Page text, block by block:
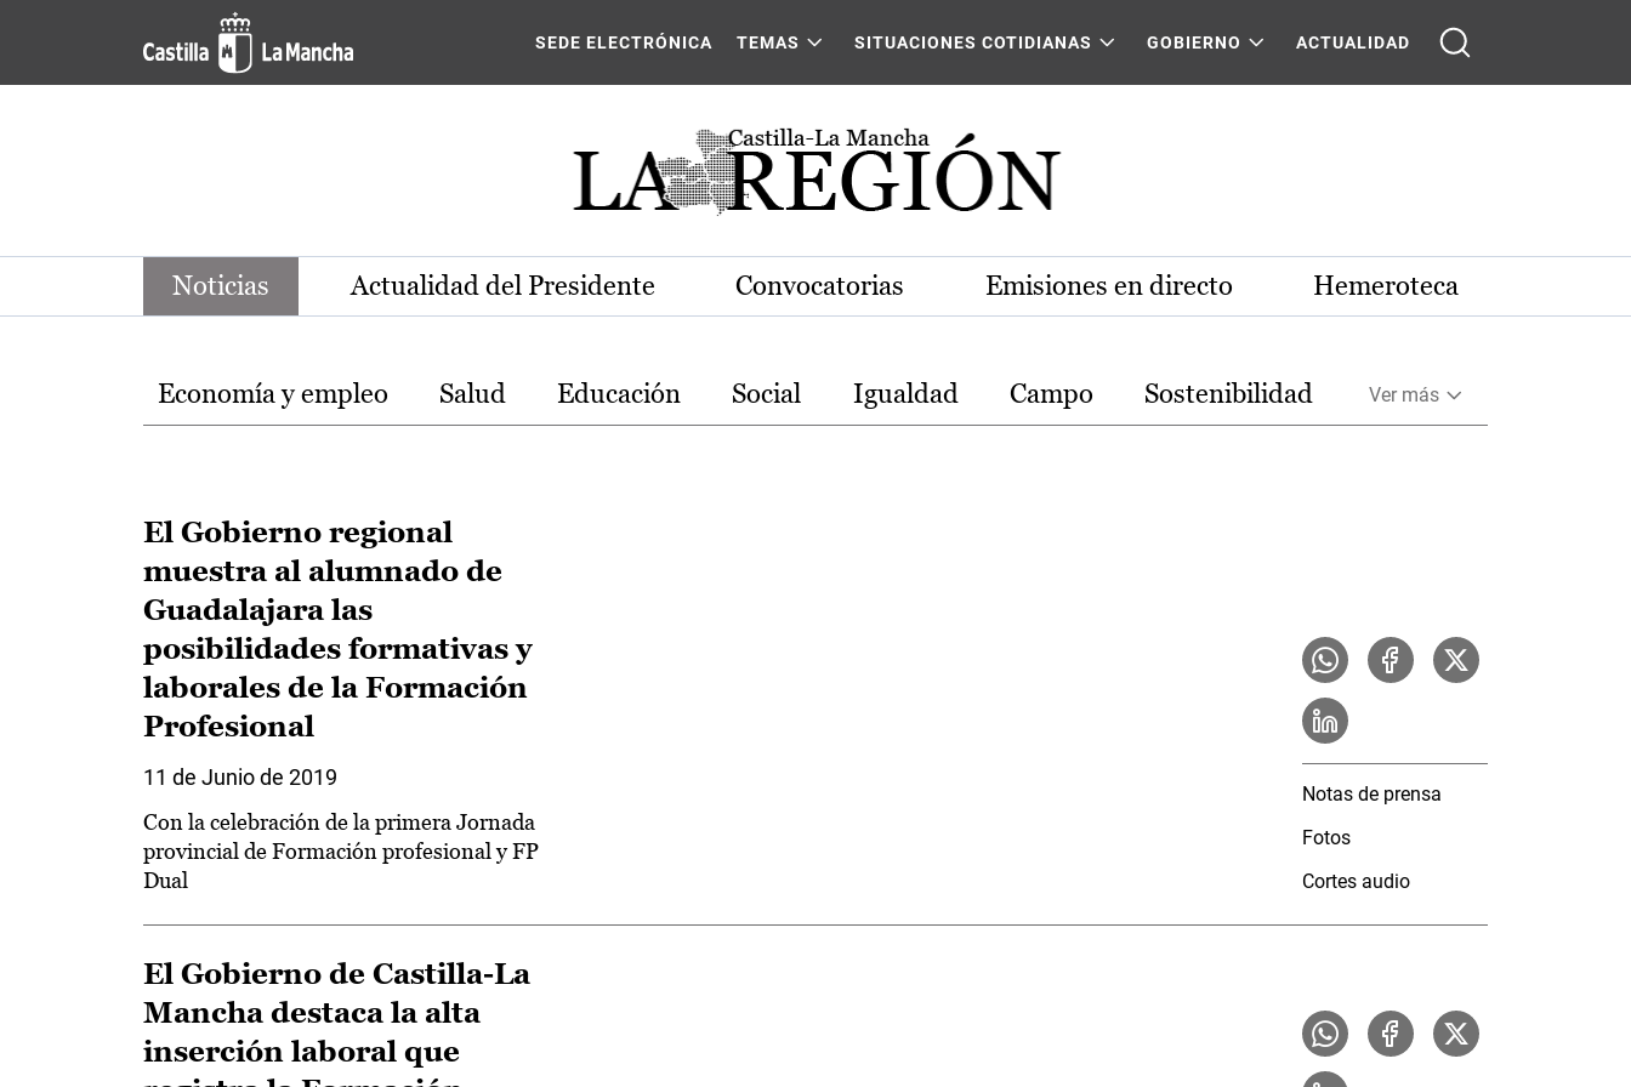
Pasar al contenido principal
Noticias de la región de Castilla-La Mancha
SEDE ELECTRÓNICA TEMAS SITUACIONES COTIDIANAS GOBIERNO ACTUALIDAD
Noticias Actualidad del Presidente Convocatorias Emisiones en directo Hemeroteca
Temas
Economía y empleo Salud Educación Social Igualdad Campo Sostenibilidad Ver más
El Gobierno regional
muestra al alumnado de
Guadalajara las
posibilidades formativas y
laborales de la Formación
Profesional
11 de Junio de 2019
Con la celebración de la primera Jornada
provincial de Formación profesional y FP
Dual
Notas de prensa
Fotos
Cortes audio
El Gobierno de Castilla-La
Mancha destaca la alta
inserción laboral que